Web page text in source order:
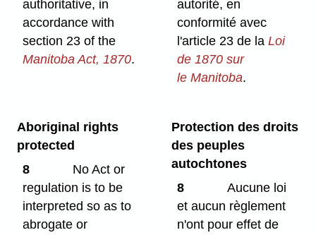
authoritative, in
accordance with
section 23 of the
Manitoba Act, 1870.
autorité, en
conformité avec
l'article 23 de laLoi
de 1870 sur
le Manitoba.
Aboriginal rights
protected
8
No Act or
regulation is to be
interpreted so as to
abrogate or
Protection des droits
des peuples
autochtones
8
Aucune loi
et aucun règlement
n'ont pour effet de